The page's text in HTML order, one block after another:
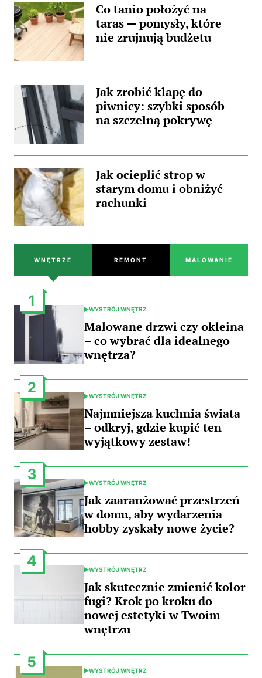
Co tanio położyć na
taras — pomysły, które
nie zrujnują budżetu
Jak zrobić klapę do
piwnicy: szybki sposób
na szczelną pokrywę
Jak ocieplić strop w
starym domu i obniżyć
rachunki
WNĘTRZE REMONT MALOWANIE
1
POSTED
IN
WYSTRÓJ WNĘTRZ
Malowane drzwi czy okleina
– co wybrać dla idealnego
wnętrza?
2
POSTED
IN
WYSTRÓJ WNĘTRZ
Najmniejsza kuchnia świata
– odkryj, gdzie kupić ten
wyjątkowy zestaw!
3
POSTED
IN
WYSTRÓJ WNĘTRZ
Jak zaaranżować przestrzeń
w domu, aby wydarzenia
hobby zyskały nowe życie?
4
POSTED
IN
WYSTRÓJ WNĘTRZ
Jak skutecznie zmienić kolor
fugi? Krok po kroku do
nowej estetyki w Twoim
wnętrzu
5
POSTED
WYSTRÓJ WNĘTRZ